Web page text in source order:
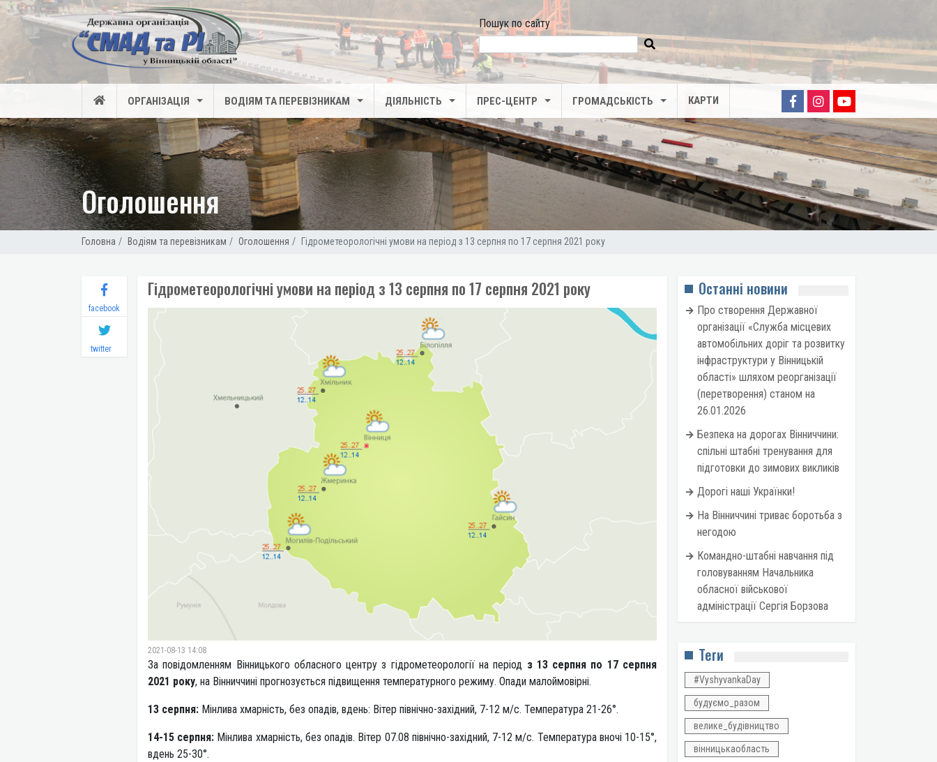
Пошук по сайту
search
ОРГАНІЗАЦІЯ ВОДІЯМ ТА ПЕРЕВІЗНИКАМ ДІЯЛЬНІСТЬ ПРЕС-ЦЕНТР ГРОМАДСЬКІСТЬ КАРТИ
Головна Водіям та перевізникам Оголошення Гідрометеорологічні умови на період з 13 серпня по 17 серпня 2021 року
Оголошення
Гідрометеорологічні умови на період з 13 серпня по 17 серпня 2021 року
2021-08-13 14:08
За повідомленням Вінницького обласного центру з гідрометеорології на період з 13 серпня по 17 серпня
2021 року, на Вінниччині прогнозується підвищення температурного режиму. Опади малоймовірні.
13 серпня: Мінлива хмарність, без опадів, вдень: Вітер північно-західний, 7-12 м/с. Температура 21-26°.
14-15 серпня: Мінлива хмарність, без опадів. Вітер 07.08 північно-західний, 7-12 м/с. Температура вночі 10-15°,
вдень 25-30°.
Останні новини
Про створення Державної
організації «Служба місцевих
автомобільних доріг та розвитку
інфраструктури у Вінницькій
області» шляхом реорганізації
(перетворення) станом на
26.01.2026
Безпека на дорогах Вінниччини:
спільні штабні тренування для
підготовки до зимових викликів
Дорогі наші Українки!
На Вінниччині триває боротьба з
негодою
Командно-штабні навчання під
головуванням Начальника
обласної військової
адміністрації Сергія Борзова
Теги
#VyshyvankaDay
будуємо_разом
велике_будівництво
вінницькаобласть
facebook
twitter